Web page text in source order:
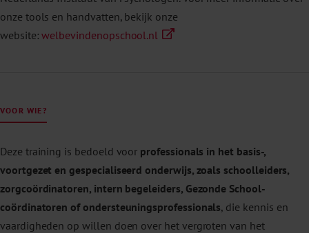
onze tools en handvatten, bekijk onze
website:welbevindenopschool.nl
VOOR WIE?
Deze training is bedoeld voor professionals in het basis-,
voortgezet en gespecialiseerd onderwijs, zoals schoolleiders,
zorgcoördinatoren, intern begeleiders, Gezonde School-
coördinatoren of ondersteuningsprofessionals, die kennis en
vaardigheden op willen doen over het vergroten van het